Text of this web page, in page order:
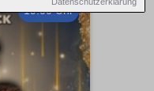
19:00 Uhr